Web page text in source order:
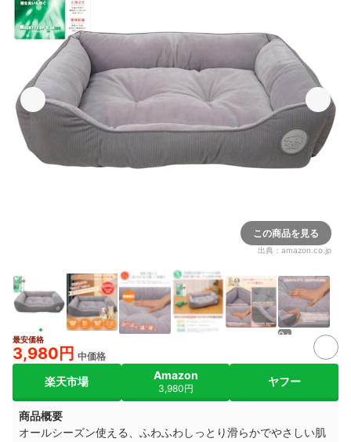
この商品を見る
出典： amazon.co.jp
2+
最安価格
3,980円 中価格
楽天市場 Amazon
3,980円
ヤフー
商品概要
オールシーズン使える、ふわふわしっとり滑らかでやさしい肌